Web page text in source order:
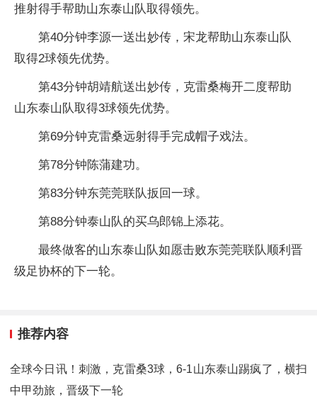
推射得手帮助山东泰山队取得领先。
第40分钟李源一送出妙传，宋龙帮助山东泰山队
取得2球领先优势。
第43分钟胡靖航送出妙传，克雷桑梅开二度帮助
山东泰山队取得3球领先优势。
第69分钟克雷桑远射得手完成帽子戏法。
第78分钟陈蒲建功。
第83分钟东莞莞联队扳回一球。
第88分钟泰山队的买乌郎锦上添花。
最终做客的山东泰山队如愿击败东莞莞联队顺利晋
级足协杯的下一轮。
推荐内容
全球今日讯！刺激，克雷桑3球，6-1山东泰山踢疯了，横扫
中甲劲旅，晋级下一轮